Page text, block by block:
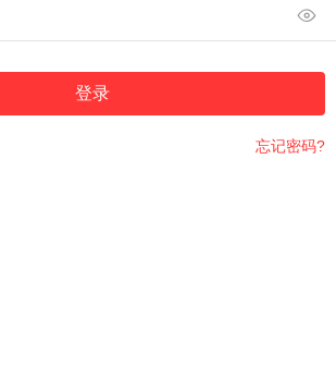
登录
忘记密码?